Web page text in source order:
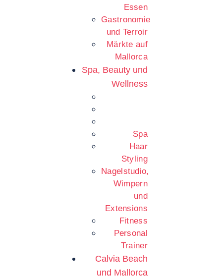
Essen
Gastronomie
und Terroir
Märkte auf
Mallorca
Spa, Beauty und
Wellness
Spa
Haar
Styling
Nagelstudio,
Wimpern
und
Extensions
Fitness
Personal
Trainer
Calvia Beach
und Mallorca